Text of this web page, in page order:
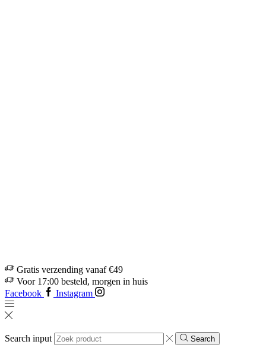
Gratis verzending vanaf €49
Voor 17:00 besteld, morgen in huis
Facebook
Instagram
Search input Search